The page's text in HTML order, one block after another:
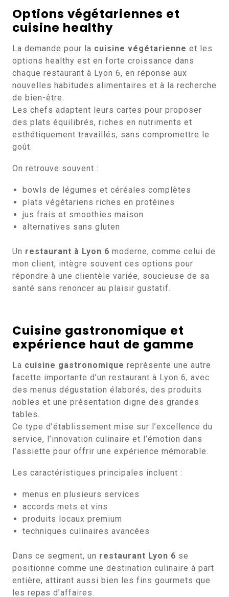
Options végétariennes et
cuisine healthy
La demande pour la cuisine végétarienne et les
options healthy est en forte croissance dans
chaque restaurant à Lyon 6, en réponse aux
nouvelles habitudes alimentaires et à la recherche
de bien-être.
Les chefs adaptent leurs cartes pour proposer
des plats équilibrés, riches en nutriments et
esthétiquement travaillés, sans compromettre le
goût.
On retrouve souvent :
bowls de légumes et céréales complètes
plats végétariens riches en protéines
jus frais et smoothies maison
alternatives sans gluten
Un restaurant à Lyon 6 moderne, comme celui de
mon client, intègre souvent ces options pour
répondre à une clientèle variée, soucieuse de sa
santé sans renoncer au plaisir gustatif.
Cuisine gastronomique et
expérience haut de gamme
La cuisine gastronomique représente une autre
facette importante d’un restaurant à Lyon 6, avec
des menus dégustation élaborés, des produits
nobles et une présentation digne des grandes
tables.
Ce type d’établissement mise sur l’excellence du
service, l’innovation culinaire et l’émotion dans
l’assiette pour offrir une expérience mémorable.
Les caractéristiques principales incluent :
menus en plusieurs services
accords mets et vins
produits locaux premium
techniques culinaires avancées
Dans ce segment, un restaurant Lyon 6 se
positionne comme une destination culinaire à part
entière, attirant aussi bien les fins gourmets que
les repas d’affaires.